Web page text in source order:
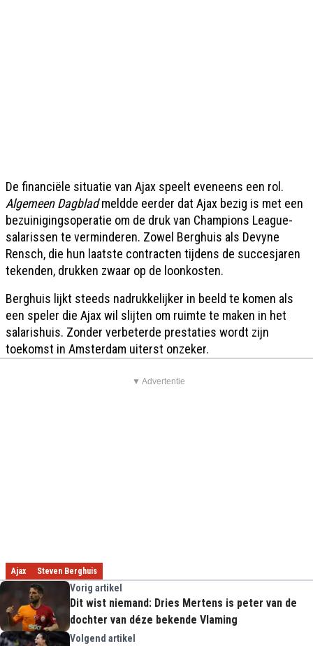
De financiële situatie van Ajax speelt eveneens een rol.
Algemeen Dagbladmeldde eerder dat Ajax bezig is met een
bezuinigingsoperatie om de druk van Champions League-
salarissen te verminderen. Zowel Berghuis als Devyne
Rensch, die hun laatste contracten tijdens de succesjaren
tekenden, drukken zwaar op de loonkosten.
Berghuis lijkt steeds nadrukkelijker in beeld te komen als
een speler die Ajax wil slijten om ruimte te maken in het
salarishuis. Zonder verbeterde prestaties wordt zijn
toekomst in Amsterdam uiterst onzeker.
▼ Advertentie
Ajax Steven Berghuis
Vorig artikel
Dit wist niemand: Dries Mertens is peter van de
dochter van déze bekende Vlaming
Volgend artikel